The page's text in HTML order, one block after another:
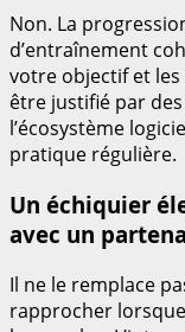
Non. La
d’entraînement
votre objectif et
être justifié par
l’écosystème
pratique régulière.
Un échiquier
avec un
Il ne le remplace
rapprocher